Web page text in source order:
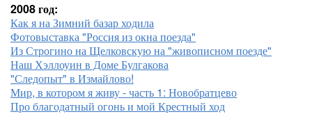
2008 год:
Как я на Зимний базар ходила
Фотовыставка "Россия из окна поезда"
Из Строгино на Щелковскую на "живописном поезде"
Наш Хэллоуин в Доме Булгакова
"Следопыт" в Измайлово!
Мир, в котором я живу - часть 1: Новобратцево
Про благодатный огонь и мой Крестный ход